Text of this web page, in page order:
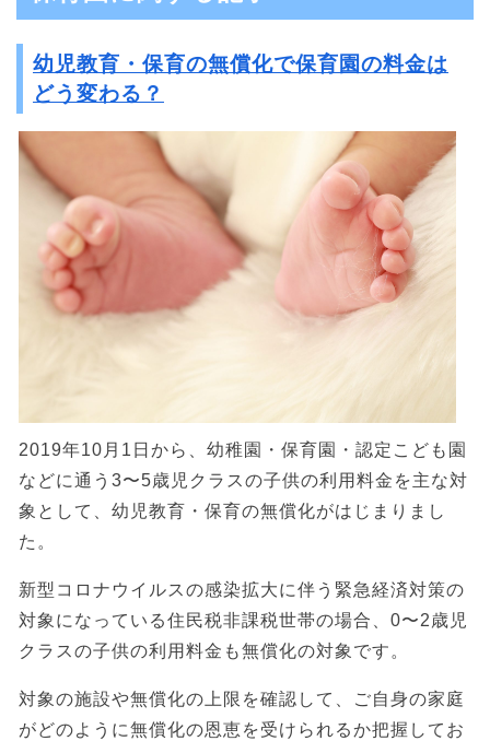
幼児教育・保育の無償化で保育園の料金は
どう変わる？
2019年10月1日から、幼稚園・保育園・認定こども園
などに通う3〜5歳児クラスの子供の利用料金を主な対
象として、幼児教育・保育の無償化がはじまりまし
た。
新型コロナウイルスの感染拡大に伴う緊急経済対策の
対象になっている住民税非課税世帯の場合、0〜2歳児
クラスの子供の利用料金も無償化の対象です。
対象の施設や無償化の上限を確認して、ご自身の家庭
がどのように無償化の恩恵を受けられるか把握してお